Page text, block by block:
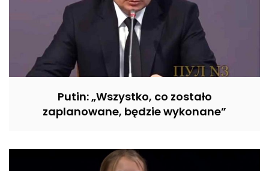
Putin: „Wszystko, co zostało
zaplanowane, będzie wykonane”